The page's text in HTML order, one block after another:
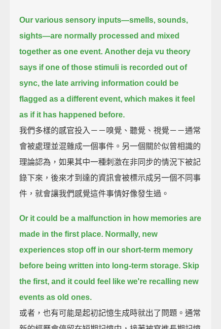
Our various sensory inputs—smells, sounds,
sights—are normally processed and mixed
together as one event. Another deja vu theory
says if one of those stimuli is recorded out of
sync, the late arriving information could be
flagged as a different event, which makes it feel
as if it has happened before.
我們多樣的感官投入－－嗅覺、聽覺、視覺－－通常
會被處理並混雜成一個事件。另一個關於似曾相識的
理論認為，如果其中一種刺激在非同步的情況下被記
錄下來，後來才到達的資訊會被標示成另一個不同事
件，就會讓我們感覺這件事情好像發生過。
Or it could be a malfunction in how memories are
made in the first place. Normally, new
experiences stop off in our short-term memory
before being written into long-term storage. Skip
the first, and it could feel like we're recalling new
events as old ones.
或者，也有可能是起初記憶生成時就出了問題。通常